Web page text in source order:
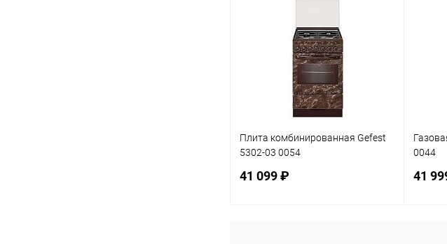
Купить в 1 клик
В избранное В наличии
Плита комбинированная Gefest
5302-03 0054
41 099 ₽
0044
41